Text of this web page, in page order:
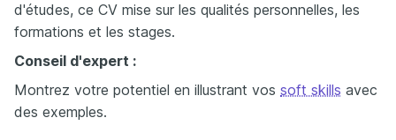
d'études, ce CV mise sur les qualités personnelles, les
formations et les stages.
Conseil d'expert :
Montrez votre potentiel en illustrant vos soft skills avec
des exemples.